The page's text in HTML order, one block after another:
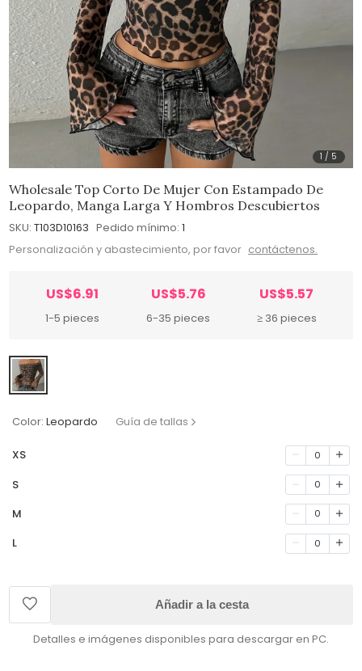
1 / 5
Wholesale Top Corto De Mujer Con Estampado De
Leopardo, Manga Larga Y Hombros Descubiertos
SKU: T103D10163 Pedido mínimo: 1
Personalización y abastecimiento, por favor contáctenos.
US$6.91
1-5 pieces
US$5.76
6-35 pieces
US$5.57
≥ 36 pieces
Color: Leopardo Guía de tallas
XS 0
S 0
M 0
L 0
Añadir a la cesta
Detalles e imágenes disponibles para descargar en PC.